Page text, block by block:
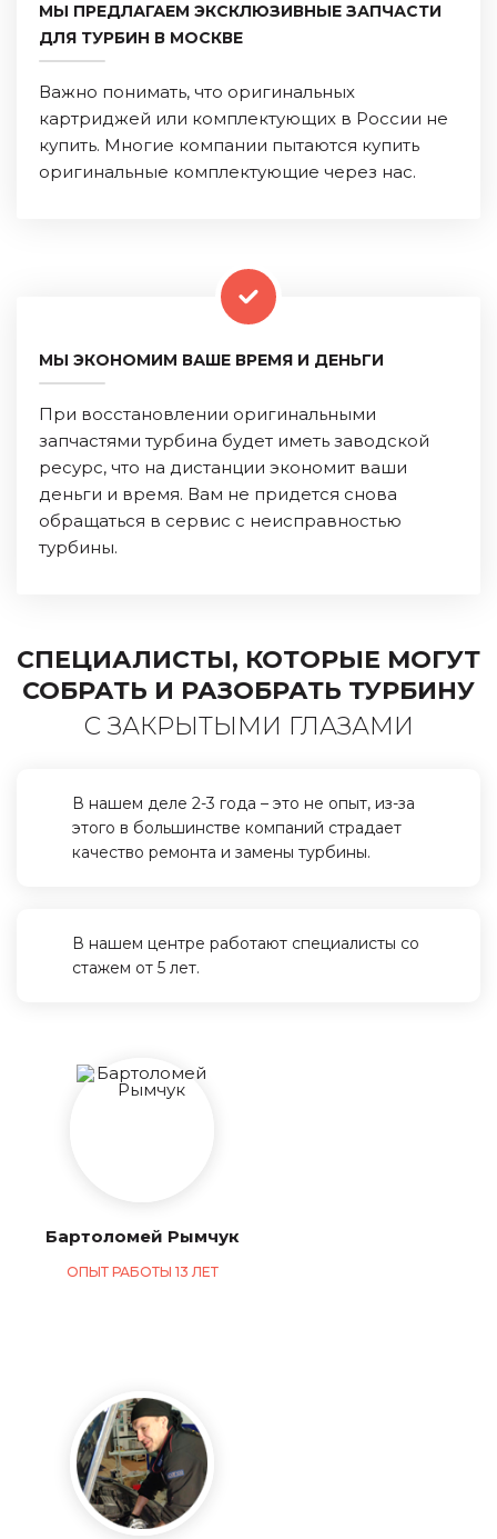
МЫ ПРЕДЛАГАЕМ ЭКСКЛЮЗИВНЫЕ ЗАПЧАСТИ
ДЛЯ ТУРБИН В МОСКВЕ
Важно понимать, что оригинальных
картриджей или комплектующих в России не
купить. Многие компании пытаются купить
оригинальные комплектующие через нас.
МЫ ЭКОНОМИМ ВАШЕ ВРЕМЯ И ДЕНЬГИ
При восстановлении оригинальными
запчастями турбина будет иметь заводской
ресурс, что на дистанции экономит ваши
деньги и время. Вам не придется снова
обращаться в сервис с неисправностью
турбины.
СПЕЦИАЛИСТЫ, КОТОРЫЕ МОГУТ
СОБРАТЬ И РАЗОБРАТЬ ТУРБИНУ
С ЗАКРЫТЫМИ ГЛАЗАМИ
В нашем деле 2-3 года – это не опыт, из-за
этого в большинстве компаний страдает
качество ремонта и замены турбины.
В нашем центре работают специалисты со
стажем от 5 лет.
Бартоломей Рымчук
ОПЫТ РАБОТЫ 13 ЛЕТ